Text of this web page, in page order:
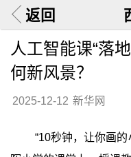
返回
人工智能课“落
何新风景？
2025-12-12 新华网
“10秒钟，让你画